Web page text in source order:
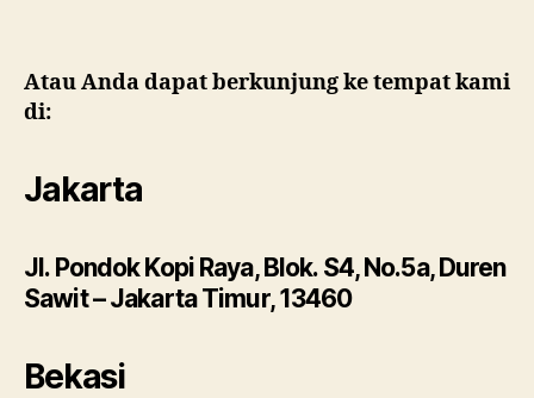
Atau Anda dapat berkunjung ke tempat kami
di:
Jakarta
Jl. Pondok Kopi Raya, Blok. S4, No.5a, Duren
Sawit – Jakarta Timur, 13460
Bekasi